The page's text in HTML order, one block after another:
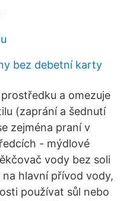
bez debetní karty
a omezuje
(zaprání a šednutí
zejména praní v
- mýdlové
vody bez soli
hlavní přívod vody,
používat sůl nebo